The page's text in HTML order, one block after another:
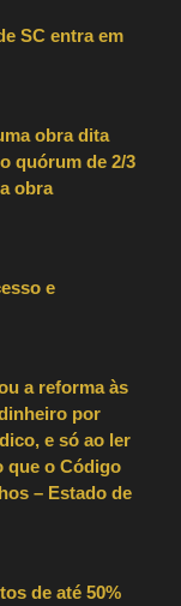
SC entra em
obra dita
quórum de 2/3
obra
e
a reforma às
por
e só ao ler
que o Código
– Estado de
de até 50%